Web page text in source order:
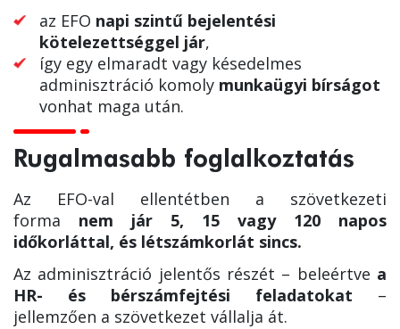
az EFO napi szintű bejelentési
kötelezettséggel jár,
így egy elmaradt vagy késedelmes
adminisztráció komoly munkaügyi bírságot
vonhat maga után.
Rugalmasabb foglalkoztatás
Az EFO-val ellentétben a szövetkezeti
forma nem jár 5, 15 vagy 120 napos
időkorláttal, és létszámkorlát sincs.
Az adminisztráció jelentős részét – beleértve a
HR- és bérszámfejtési feladatokat –
jellemzően a szövetkezet vállalja át.